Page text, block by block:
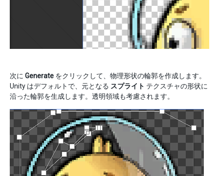
次に Generate をクリックして、物理形状の輪郭を作成します。
Unity はデフォルトで、元となる スプライト テクスチャの形状に
沿った輪郭を生成します。透明領域も考慮されます。